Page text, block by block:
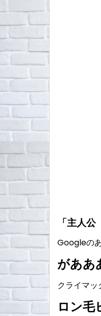
「主人
Googleの
がああ
クライマッ
ロン毛